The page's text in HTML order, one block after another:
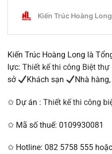
Kiến Trúc Hoàng Long là
lực: Thiết kế thi công Biệt thự
sở
Khách sạn Nhà
✩ Dự án : Thiết kế thi công
✩ Mã số thuế: 0109930081
✩ Hotline: 082 5758 555